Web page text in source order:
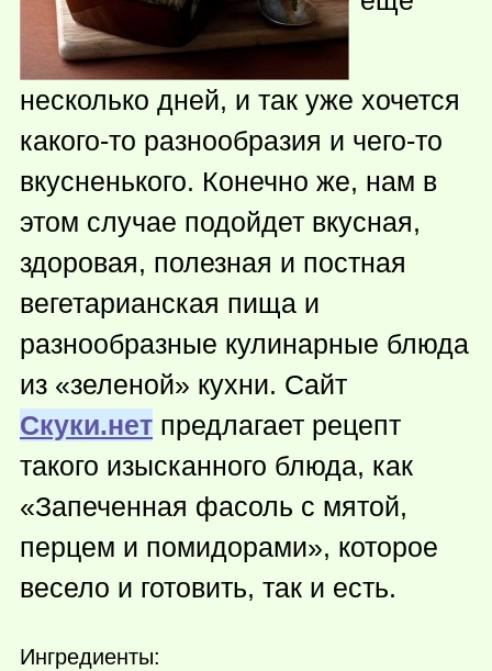
несколько дней, и так уже хочется
какого-то разнообразия и чего-то
вкусненького. Конечно же, нам в
этом случае подойдет вкусная,
здоровая, полезная и постная
вегетарианская пища и
разнообразные кулинарные блюда
из «зеленой» кухни. Сайт
Скуки.нет предлагает рецепт
такого изысканного блюда, как
«Запеченная фасоль с мятой,
перцем и помидорами», которое
весело и готовить, так и есть.
Ингредиенты: